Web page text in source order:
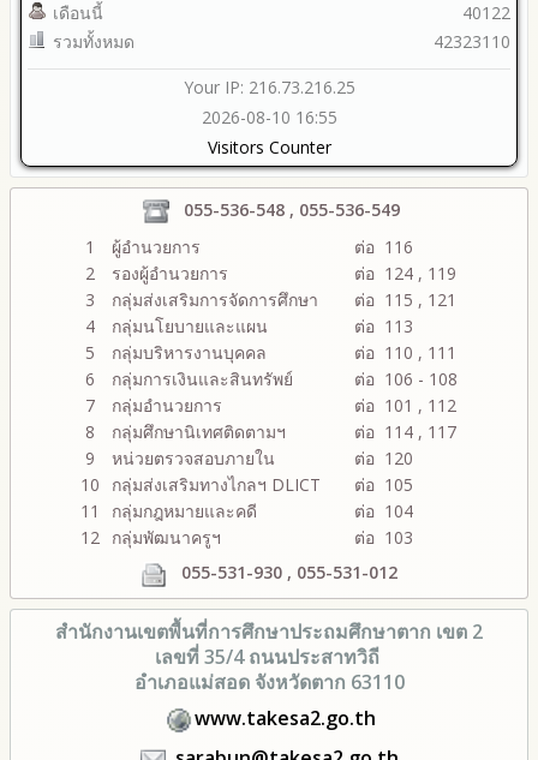
เดือนนี้
รวมทั้งหมด
40122
42323110
Your IP: 216.73.216.25
2026-08-10 16:55
Visitors Counter
055-536-548 , 055-536-549
1
ผู้อำนวยการ
ต่อ 116
2
รองผู้อำนวยการ
ต่อ 124 , 119
3
กลุ่มส่งเสริมการจัดการศึกษา
ต่อ 115 , 121
4
กลุ่มนโยบายและแผน
ต่อ 113
5
กลุ่มบริหารงานบุคคล
ต่อ 110 , 111
6
กลุ่มการเงินและสินทรัพย์
ต่อ 106 - 108
7
กลุ่มอำนวยการ
ต่อ 101 , 112
8
กลุ่มศึกษานิเทศติดตามฯ
ต่อ 114 , 117
9
หน่วยตรวจสอบภายใน
ต่อ 120
10
กลุ่มส่งเสริมทางไกลฯ DLICT
ต่อ 105
11
กลุ่มกฎหมายและคดี
ต่อ 104
12 กลุ่มพัฒนาครูฯ
ต่อ 103
055-531-930 , 055-531-012
สำนักงานเขตพื้นที่การศึกษาประถมศึกษาตาก เขต 2
เลขที่ 35/4 ถนนประสาทวิถี
อำเภอแม่สอด จังหวัดตาก 63110
www.takesa2.go.th